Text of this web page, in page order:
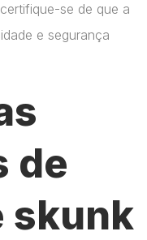
se de que a
e segurança
de
skunk